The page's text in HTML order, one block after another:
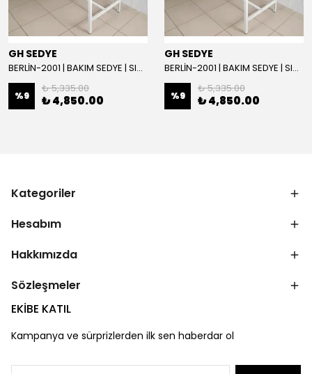
GH SEDYE
BERLİN-2001 | BAKIM SEDYE | SIRT AYARLI | BEYAZ
%9
₺ 5,335.00
₺ 4,850.00
GH SEDYE
BERLİN-2001 | BAKIM SEDYE | SIRT AYARLI
%9
₺ 5,335.00
₺ 4,850.00
Kategoriler
Hesabım
Hakkımızda
Sözleşmeler
EKİBE KATIL
Kampanya ve sürprizlerden ilk sen haberdar ol